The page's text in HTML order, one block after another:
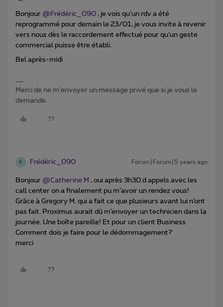
Bonjour @Frédéric_090 , je vois qu’un rdv a été
reprogrammé pour demain le 23/01, je vous invite à revenir
vers nous dès le raccordement effectué pour qu’un geste
commercial puisse être établi.
Bel après-midi
Merci de ne m'envoyer un message privé que si je vous le
demande.
F Frédéric_090 Forum|Forum|5 years ago
Bonjour @Catherine M , oui après 3h30 d appels avec les
call center on a finalement pu m’avoir un rendez vous!
Grâce à Gregory M. qui a fait ce que plusieurs avant lui n’ont
pas fait. Proximus aurait dû m’envoyer un technicien dans la
journée. Une boîte pareille! Et pour un client Business.
Comment dois je faire pour le dédommagement?
merci